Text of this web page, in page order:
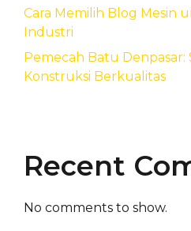
Cara Memilih Blog Mesin
Industri
Pemecah Batu
Konstruksi Berkualitas
Recent
No comments to show.